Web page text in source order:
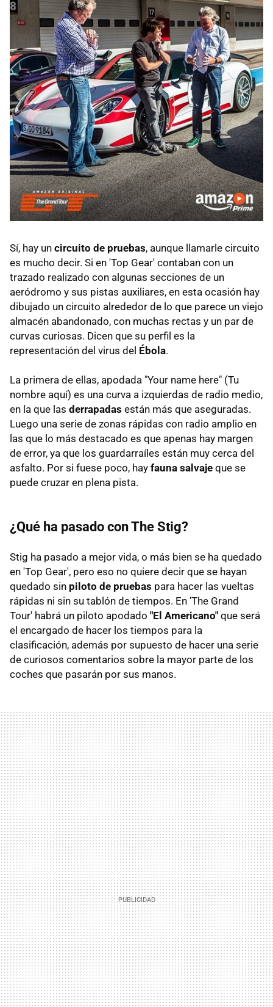
Sí, hay un circuito de pruebas, aunque llamarle circuito
es mucho decir. Si en 'Top Gear' contaban con un
trazado realizado con algunas secciones de un
aeródromo y sus pistas auxiliares, en esta ocasión hay
dibujado un circuito alrededor de lo que parece un viejo
almacén abandonado, con muchas rectas y un par de
curvas curiosas. Dicen que su perfil es la
representación del virus del Ébola.
La primera de ellas, apodada "Your name here" (Tu
nombre aquí) es una curva a izquierdas de radio medio,
en la que las derrapadas están más que aseguradas.
Luego una serie de zonas rápidas con radio amplio en
las que lo más destacado es que apenas hay margen
de error, ya que los guardarraíles están muy cerca del
asfalto. Por si fuese poco, hay fauna salvaje que se
puede cruzar en plena pista.
¿Qué ha pasado con The Stig?
Stig ha pasado a mejor vida, o más bien se ha quedado
en 'Top Gear', pero eso no quiere decir que se hayan
quedado sin piloto de pruebas para hacer las vueltas
rápidas ni sin su tablón de tiempos. En 'The Grand
Tour' habrá un piloto apodado "El Americano" que será
el encargado de hacer los tiempos para la
clasificación, además por supuesto de hacer una serie
de curiosos comentarios sobre la mayor parte de los
coches que pasarán por sus manos.